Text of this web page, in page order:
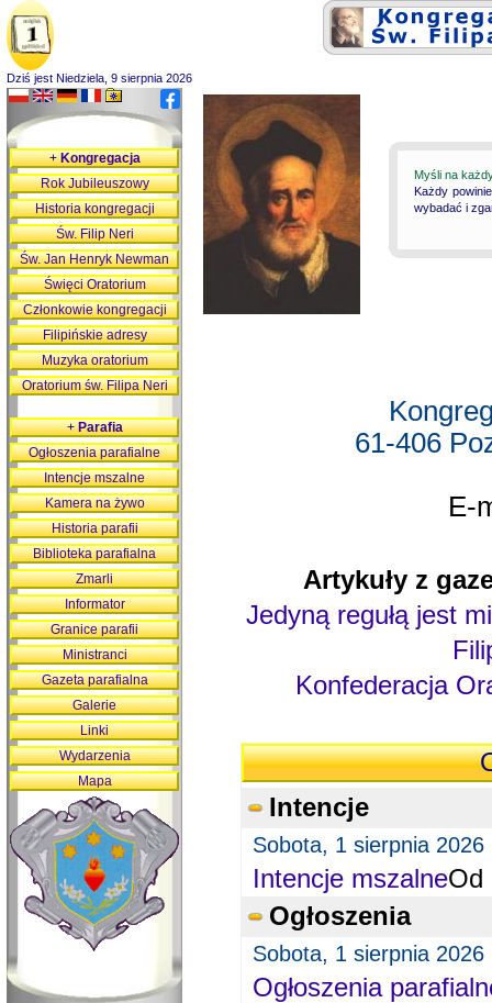
Dziś jest Niedziela, 9 sierpnia 2026
Myśli na
Każdy
wybadać i
61-406
E-
Artykuły z
Jedyną regułą jest
Konfederacja
Intencje
Sobota, 1 sierpnia 2026
Intencje mszalneOd
Ogłoszenia
Sobota, 1 sierpnia 2026
Ogłoszenia
+Kongregacja
Rok Jubileuszowy
Historia kongregacji
Św. Filip Neri
Św. Jan Henryk Newman
Święci Oratorium
Członkowie kongregacji
Filipińskie adresy
Muzyka oratorium
Oratorium św. Filipa Neri
+Parafia
Ogłoszenia parafialne
Intencje mszalne
Kamera na żywo
Historia parafii
Biblioteka parafialna
Zmarli
Informator
Granice parafii
Ministranci
Gazeta parafialna
Galerie
Linki
Wydarzenia
Mapa